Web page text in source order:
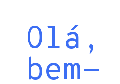
Olá,
bem-